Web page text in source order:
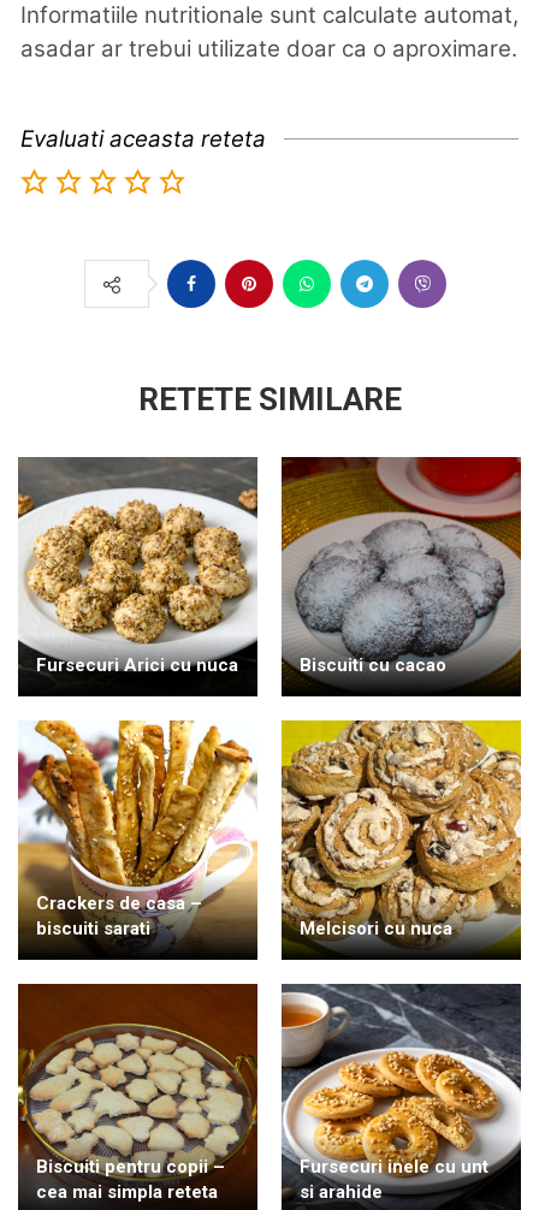
Informatiile nutritionale sunt calculate automat,
asadar ar trebui utilizate doar ca o aproximare.
Evaluati aceasta reteta
RETETE SIMILARE
Fursecuri Arici cu nuca Biscuiti cu cacao
Crackers de casa –
biscuiti sarati
Melcisori cu nuca
Biscuiti pentru copii –
cea mai simpla reteta
Fursecuri inele cu unt
si arahide